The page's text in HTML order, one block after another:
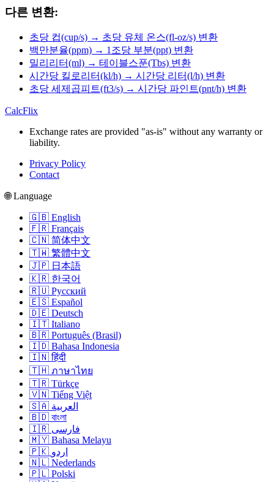
다른 변환:
초당 컵(cup/s) → 초당 유체 온스(fl-oz/s) 변환
백만분율(ppm) → 1조당 부분(ppt) 변환
밀리리터(ml) → 테이블스푼(Tbs) 변환
시간당 킬로리터(kl/h) → 시간당 리터(l/h) 변환
초당 세제곱피트(ft3/s) → 시간당 파인트(pnt/h) 변환
CalcFlix
Exchange rates are provided "as-is" without any warranty or
liability.
Privacy Policy
Contact
🌐 Language
🇬🇧 English
🇫🇷 Français
🇨🇳 简体中文
🇹🇼 繁體中文
🇯🇵 日本語
🇰🇷 한국어
🇷🇺 Русский
🇪🇸 Español
🇩🇪 Deutsch
🇮🇹 Italiano
🇧🇷 Português (Brasil)
🇮🇩 Bahasa Indonesia
🇮🇳 हिंदी
🇹🇭 ภาษาไทย
🇹🇷 Türkçe
🇻🇳 Tiếng Việt
🇸🇦 العربية
🇧🇩 বাংলা
🇮🇷 فارسی
🇲🇾 Bahasa Melayu
🇵🇰 اردو
🇳🇱 Nederlands
🇵🇱 Polski